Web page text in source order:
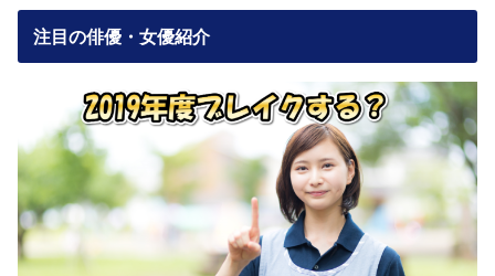
注目の俳優・女優紹介